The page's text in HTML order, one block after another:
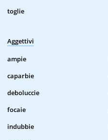
toglie
Aggettivi
ampie
caparbie
deboluccie
focaie
indubbie